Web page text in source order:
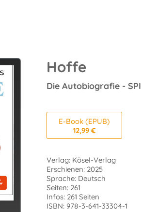
Hoffe
Die Autobiografie -
E-Book (EPUB)
12,99 €
Verlag: Kösel-Verlag
Erschienen: 2025
Sprache: Deutsch
Seiten: 261
Infos: 261 Seiten
ISBN: 978-3-641-33304-1